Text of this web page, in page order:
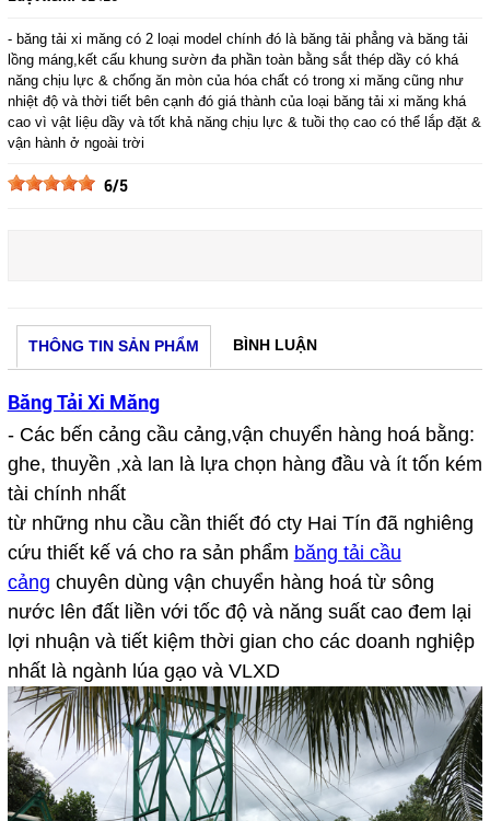
- băng tải xi măng có 2 loại model chính đó là băng tải phẳng và băng tải
lồng máng,kết cấu khung sườn đa phần toàn bằng sắt thép dầy có khá
năng chịu lực & chống ăn mòn của hóa chất có trong xi măng cũng như
nhiệt độ và thời tiết bên cạnh đó giá thành của loại băng tải xi măng khá
cao vì vật liệu dầy và tốt khả năng chịu lực & tuồi thọ cao có thể lắp đặt &
vận hành ở ngoài trời
6/5
THÔNG TIN SẢN PHẨM BÌNH LUẬN
Băng Tải Xi Măng
- Các bến cảng cầu cảng,vận chuyển hàng hoá bằng:
ghe, thuyền ,xà lan là lựa chọn hàng đầu và ít tốn kém
tài chính nhất
từ những nhu cầu cần thiết đó cty Hai Tín đã nghiêng
cứu thiết kế vá cho ra sản phẩm băng tải cầu
cảng chuyên dùng vận chuyển hàng hoá từ sông
nước lên đất liền với tốc độ và năng suất cao đem lại
lợi nhuận và tiết kiệm thời gian cho các doanh nghiệp
nhất là ngành lúa gạo và VLXD